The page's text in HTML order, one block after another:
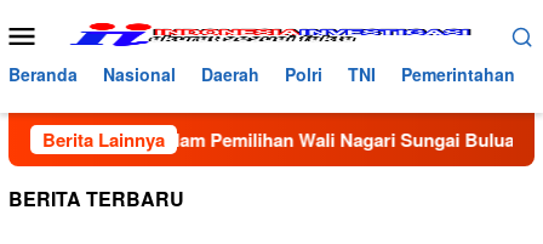
ke
konten
Menu
Mobile
Beranda Nasional Daerah Polri TNI Pemerintahan
Berita Lainnyadalam Pemilihan Wali Nagari Sungai Buluah
BERITA TERBARU